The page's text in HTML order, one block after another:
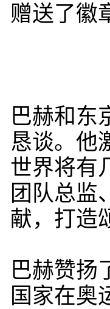
赠送了徽
巴赫和东
恳谈。他
世界将有
团队总监
献，打造
巴赫赞扬
国家在奥